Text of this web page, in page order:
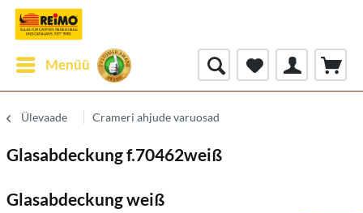
Menüü
Ülevaade Crameri ahjude varuosad
Glasabdeckung f.70462weiß
Glasabdeckung weiß